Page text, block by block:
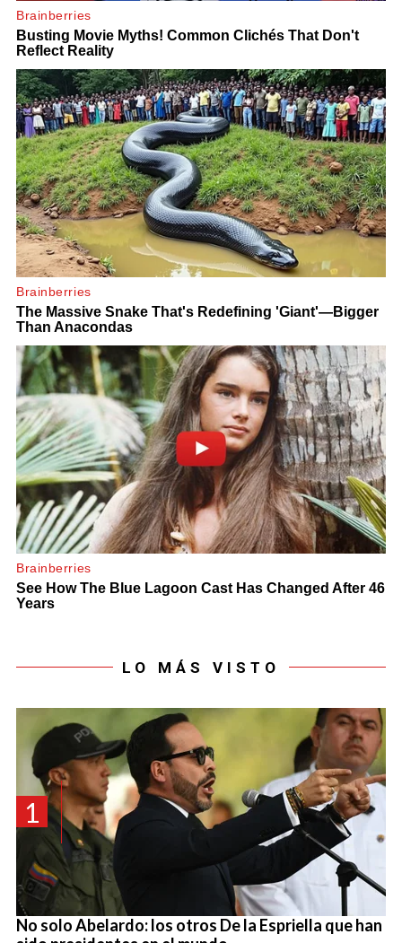
LO MÁS VISTO
1
No solo Abelardo: los otros De la Espriella que han